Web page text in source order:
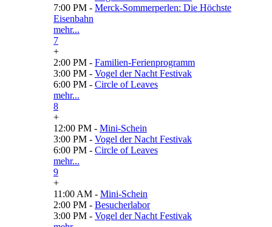
7:00 PM - Merck-Sommerperlen: Die Höchste
Eisenbahn
mehr...
7
+
2:00 PM - Familien-Ferienprogramm
3:00 PM - Vogel der Nacht Festivak
6:00 PM - Circle of Leaves
mehr...
8
+
12:00 PM - Mini-Schein
3:00 PM - Vogel der Nacht Festivak
6:00 PM - Circle of Leaves
mehr...
9
+
11:00 AM - Mini-Schein
2:00 PM - Besucherlabor
3:00 PM - Vogel der Nacht Festivak